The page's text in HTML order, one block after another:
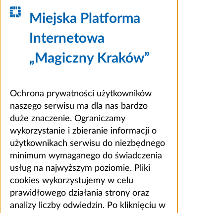
Miejska Platforma
Internetowa
„Magiczny Kraków”
Ochrona prywatności użytkowników
naszego serwisu ma dla nas bardzo
duże znaczenie. Ograniczamy
wykorzystanie i zbieranie informacji o
użytkownikach serwisu do niezbędnego
minimum wymaganego do świadczenia
usług na najwyższym poziomie. Pliki
cookies wykorzystujemy w celu
prawidłowego działania strony oraz
analizy liczby odwiedzin. Po kliknięciu w